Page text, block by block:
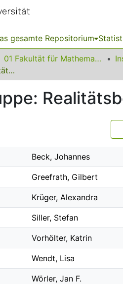
gesamte Repositorium
01 Fakultät für Mathematik
ISTRON-Gruppe: Realitätsbezüge im Mathematikunterricht
Beck, Johannes
Greefrath, Gilbert
Krüger, Alexandra
Siller, Stefan
Vorhölter, Katrin
Wendt, Lisa
Wörler, Jan F.